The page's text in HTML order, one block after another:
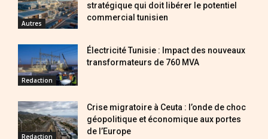
Autres
stratégique qui doit libérer le potentiel
commercial tunisien
Redaction
Électricité Tunisie : Impact des nouveaux
transformateurs de 760 MVA
Redaction
Crise migratoire à Ceuta : l’onde de choc
géopolitique et économique aux portes
de l’Europe